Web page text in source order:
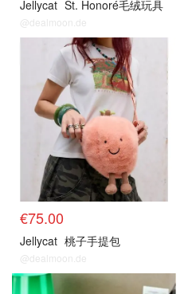
Jellycat St. Honoré毛绒玩具
@dealmoon.de
€75.00
Jellycat 桃子手提包
@dealmoon.de